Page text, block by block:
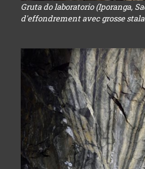
Gruta do laboratorio (Iporanga,
d'effondrement avec grosse